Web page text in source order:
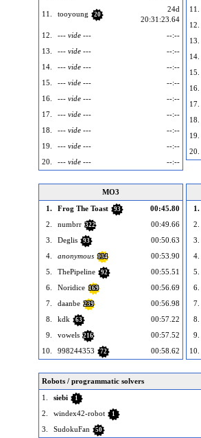
11. tooyoung 20
24d
20:31:23.64
12.
--- vide ---
--:--
13.
--- vide ---
--:--
14.
--- vide ---
--:--
15.
--- vide ---
--:--
16.
--- vide ---
--:--
17.
--- vide ---
--:--
18.
--- vide ---
--:--
19.
--- vide ---
--:--
20.
--- vide --- --:--
11.
12.
13.
14.
15.
16.
17.
18.
19.
20.
MO3
1.
Frog The Toast 93
00:45.80
2.
numbrr 322
00:49.66
3.
Deglis 93
00:50.63
4.
anonymous 134
00:53.90
5.
ThePipeline 92
00:55.51
6.
Noridice 169
00:56.69
7.
daanbe 239
00:56.98
8.
kdk 63
00:57.22
9.
vowels 216
00:57.52
10.
998244353 72 00:58.62
1.
2.
3.
4.
5.
6.
7.
8.
9.
10.
Robots / programmatic solvers
1.
siebi 1
2.
windex42-robot 1
3.
SudokuFan 50